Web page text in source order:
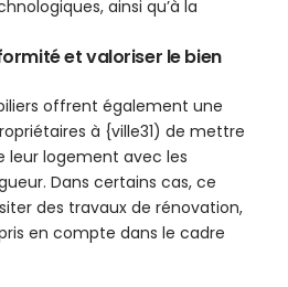
ainsi qu’à la
et valoriser le bien
offrent également une
à {ville31) de mettre
leur logement avec les
Dans certains cas, ce
des travaux de rénovation,
en compte dans le cadre